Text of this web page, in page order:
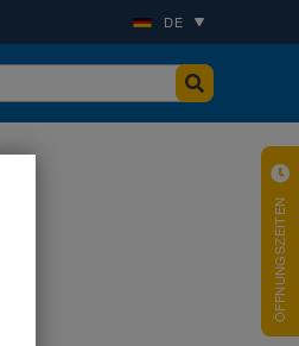
DE
ÖFFNUNGSZEITEN